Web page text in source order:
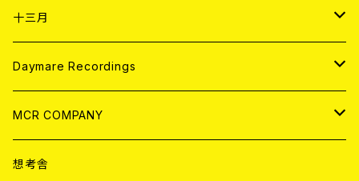
ANALOG
アパレル
CD
ANALOG
十三月
CD
ANALOG
Daymare Recordings
CD
ANALOG
MCR COMPANY
CD
想考舎